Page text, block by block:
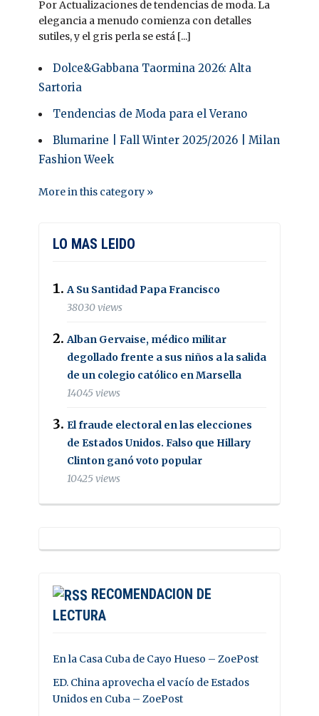
Por Actualizaciones de tendencias de moda. La
elegancia a menudo comienza con detalles
sutiles, y el gris perla se está [...]
Dolce&Gabbana Taormina 2026: Alta
Sartoria
Tendencias de Moda para el Verano
Blumarine | Fall Winter 2025/2026 | Milan
Fashion Week
More in this category »
LO MAS LEIDO
A Su Santidad Papa Francisco
38030 views
Alban Gervaise, médico militar
degollado frente a sus niños a la salida
de un colegio católico en Marsella
14045 views
El fraude electoral en las elecciones
de Estados Unidos. Falso que Hillary
Clinton ganó voto popular
10425 views
RECOMENDACION DE
LECTURA
En la Casa Cuba de Cayo Hueso – ZoePost
ED. China aprovecha el vacío de Estados
Unidos en Cuba – ZoePost